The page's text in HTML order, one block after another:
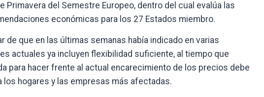
Primavera del Semestre Europeo, dentro del cual evalúa las
económicas para los 27 Estados miembro.
de que en las últimas semanas había indicado en varias
actuales ya incluyen flexibilidad suficiente, al tiempo que
para hacer frente al actual encarecimiento de los precios debe
los hogares y las empresas más afectadas.